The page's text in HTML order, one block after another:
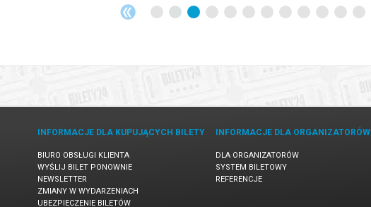
INFORMACJE DLA KUPUJĄCYCH BILETY
BIURO OBSŁUGI KLIENTA
WYŚLIJ BILET PONOWNIE
NEWSLETTER
ZMIANY W WYDARZENIACH
UBEZPIECZENIE BILETÓW
INFORMACJE DLA ORGANIZATORÓW
DLA ORGANIZATORÓW
SYSTEM BILETOWY
REFERENCJE